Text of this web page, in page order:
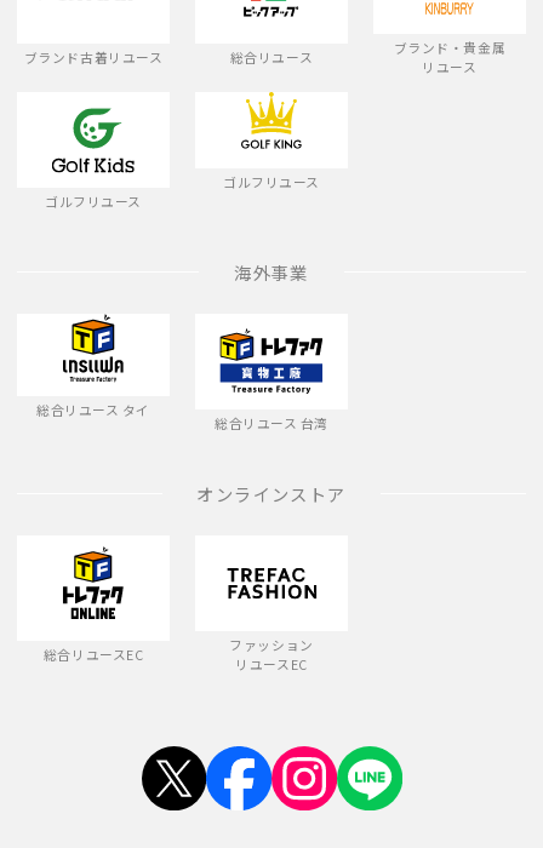
ブランド古着リユース 総合リユース
ブランド・貴金属
リユース
ゴルフリユース
ゴルフリユース
海外事業
総合リユース タイ
総合リユース 台湾
オンラインストア
総合リユースEC
ファッション
リユースEC